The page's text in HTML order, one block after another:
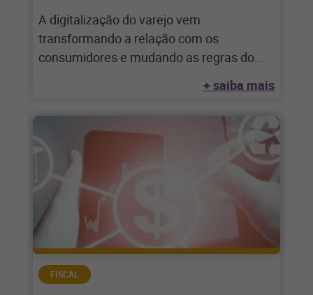
A digitalização do varejo vem
transformando a relação com os
consumidores e mudando as regras do
+ saiba mais
FISCAL